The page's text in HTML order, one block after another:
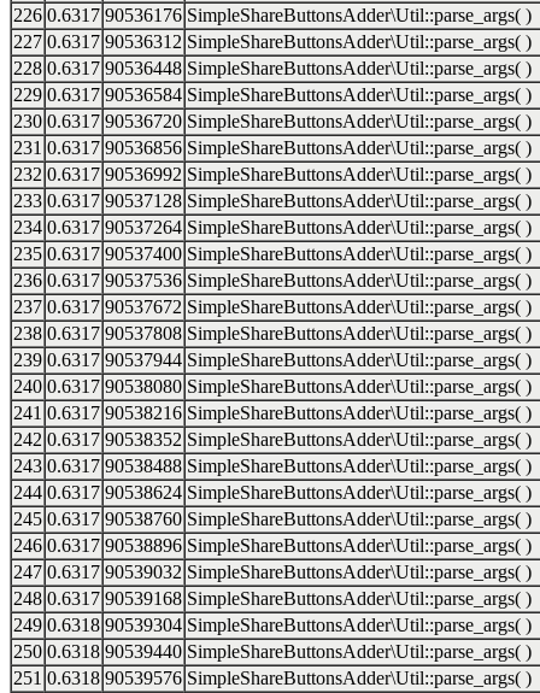
226 0.6317 90536176 SimpleShareButtonsAdder\Util::parse_args( )
227 0.6317 90536312 SimpleShareButtonsAdder\Util::parse_args( )
228 0.6317 90536448 SimpleShareButtonsAdder\Util::parse_args( )
229 0.6317 90536584 SimpleShareButtonsAdder\Util::parse_args( )
230 0.6317 90536720 SimpleShareButtonsAdder\Util::parse_args( )
231 0.6317 90536856 SimpleShareButtonsAdder\Util::parse_args( )
232 0.6317 90536992 SimpleShareButtonsAdder\Util::parse_args( )
233 0.6317 90537128 SimpleShareButtonsAdder\Util::parse_args( )
234 0.6317 90537264 SimpleShareButtonsAdder\Util::parse_args( )
235 0.6317 90537400 SimpleShareButtonsAdder\Util::parse_args( )
236 0.6317 90537536 SimpleShareButtonsAdder\Util::parse_args( )
237 0.6317 90537672 SimpleShareButtonsAdder\Util::parse_args( )
238 0.6317 90537808 SimpleShareButtonsAdder\Util::parse_args( )
239 0.6317 90537944 SimpleShareButtonsAdder\Util::parse_args( )
240 0.6317 90538080 SimpleShareButtonsAdder\Util::parse_args( )
241 0.6317 90538216 SimpleShareButtonsAdder\Util::parse_args( )
242 0.6317 90538352 SimpleShareButtonsAdder\Util::parse_args( )
243 0.6317 90538488 SimpleShareButtonsAdder\Util::parse_args( )
244 0.6317 90538624 SimpleShareButtonsAdder\Util::parse_args( )
245 0.6317 90538760 SimpleShareButtonsAdder\Util::parse_args( )
246 0.6317 90538896 SimpleShareButtonsAdder\Util::parse_args( )
247 0.6317 90539032 SimpleShareButtonsAdder\Util::parse_args( )
248 0.6317 90539168 SimpleShareButtonsAdder\Util::parse_args( )
249 0.6318 90539304 SimpleShareButtonsAdder\Util::parse_args( )
250 0.6318 90539440 SimpleShareButtonsAdder\Util::parse_args( )
251 0.6318 90539576 SimpleShareButtonsAdder\Util::parse_args( )